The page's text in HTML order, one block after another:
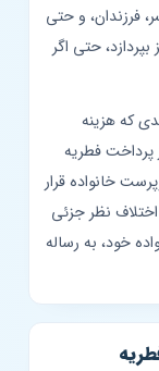
و حتی
حتی اگر
هزینه
فطریه
قرار
نظر جزئی
به رساله